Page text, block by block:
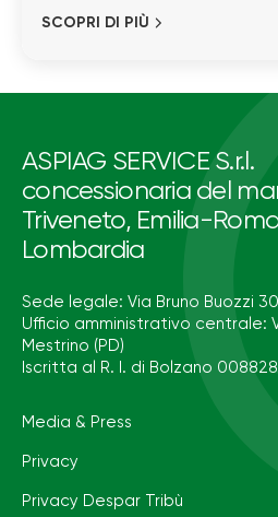
SCOPRI DI PIÙ
ASPIAG SERVICE S.r.l.
concessionaria del
Triveneto, Emilia-
Lombardia
Sede legale: Via Bruno Buozzi
Ufficio amministrativo centrale:
Mestrino (PD)
Iscritta al R. I. di Bolzano
Media & Press
Privacy
Privacy Despar Tribù